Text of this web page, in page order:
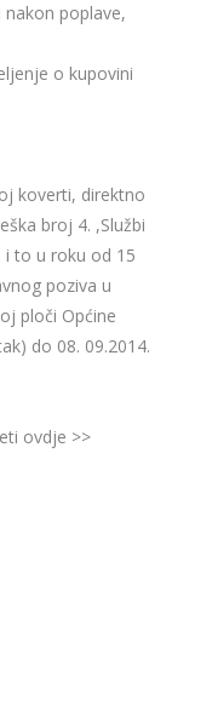
poplave,
o kupovini
koverti, direktno
broj 4. ,Službi
i to u roku od 15
poziva u
ploči Općine
do 08. 09.2014.
ovdje >>